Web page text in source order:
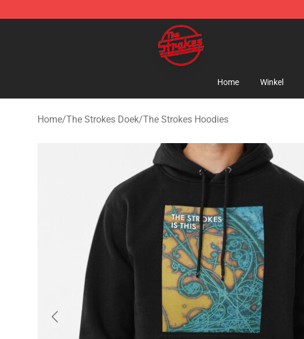
The Strokes Shop - Official The Strokes Merchandise Store
Home Winkel
Home/The Strokes Doek/The Strokes Hoodies